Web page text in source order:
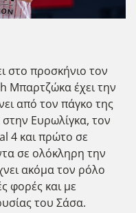
στο προσκήνιο τον
Μπαρτζώκα έχει την
από τον πάγκο της
Ευρωλίγκα, τον
4 και πρώτο σε
σε ολόκληρη την
ακόμα τον ρόλο
φορές και με
του Σάσα.